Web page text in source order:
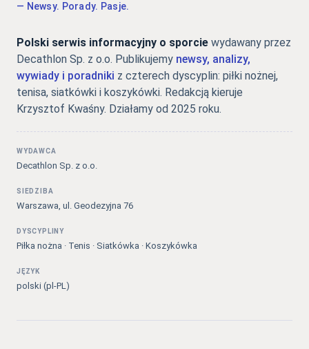
— Newsy. Porady. Pasje.
Polski serwis informacyjny o sporcie wydawany przez
Decathlon Sp. z o.o. Publikujemy newsy, analizy,
wywiady i poradniki z czterech dyscyplin: piłki nożnej,
tenisa, siatkówki i koszykówki. Redakcją kieruje
Krzysztof Kwaśny. Działamy od 2025 roku.
WYDAWCA
Decathlon Sp. z o.o.
SIEDZIBA
Warszawa, ul. Geodezyjna 76
DYSCYPLINY
Piłka nożna · Tenis · Siatkówka · Koszykówka
JĘZYK
polski (pl-PL)